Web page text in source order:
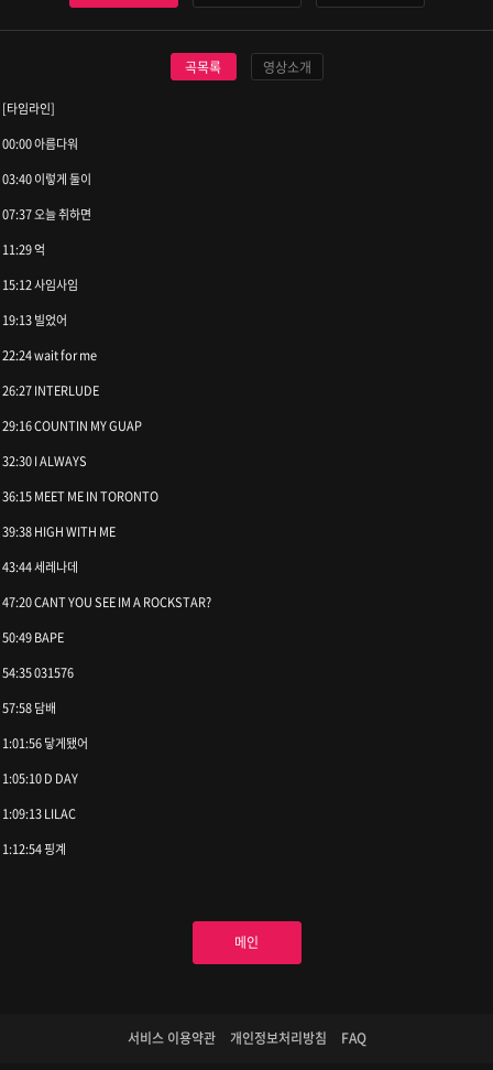
곡목록 영상소개
[타임라인]
00:00 아름다워
03:40 이렇게 둘이
07:37 오늘 취하면
11:29 억
15:12 사임사임
19:13 빌었어
22:24 wait for me
26:27 INTERLUDE
29:16 COUNTIN MY GUAP
32:30 I ALWAYS
36:15 MEET ME IN TORONTO
39:38 HIGH WITH ME
43:44 세레나데
47:20 CANT YOU SEE IM A ROCKSTAR?
50:49 BAPE
54:35 031576
57:58 담배
1:01:56 닿게됐어
1:05:10 D DAY
1:09:13 LILAC
1:12:54 핑계
메인
서비스 이용약관 개인정보처리방침 FAQ